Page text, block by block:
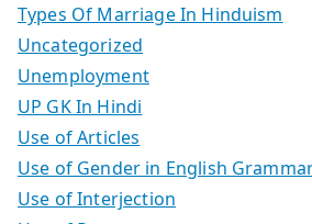
Types Of Marriage In Hinduism
Uncategorized
Unemployment
UP GK In Hindi
Use of Articles
Use of Gender in English
Use of Interjection